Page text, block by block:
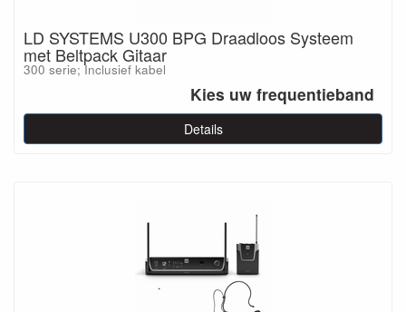
LD SYSTEMS U300 BPG Draadloos Systeem
met Beltpack Gitaar
300 serie; Inclusief kabel
Kies uw frequentieband
Details